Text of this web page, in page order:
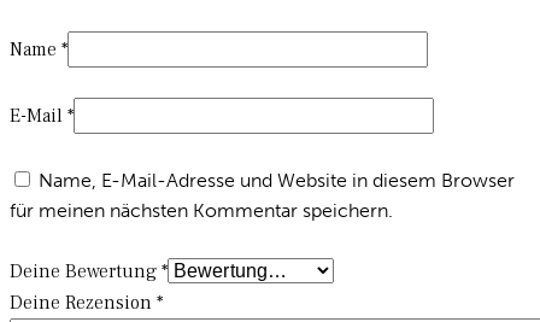
Name *
E-Mail *
Name, E-Mail-Adresse und Website in diesem Browser
für meinen nächsten Kommentar speichern.
Deine Bewertung *
Deine Rezension *